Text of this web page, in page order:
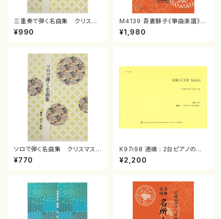
三重奏で弾く名曲集 クリスマ
スメドレー( 箏2/大平光美 編
曲/楽譜）
¥990
M4139 吾妻獅子《箏曲楽譜》
（箏/宮城道雄著・宮城宗家監修/
箏曲古典楽譜）
¥1,980
ソロで弾く名曲集 クリスマス・
イブ／恋人がサンタクロース(
箏独奏 /大平光美 編曲/楽
¥770
K97i98 連禱 : 2台ピアノのた
めの（2 Pianos / 菊池 幸夫 /
楽譜）
¥2,200